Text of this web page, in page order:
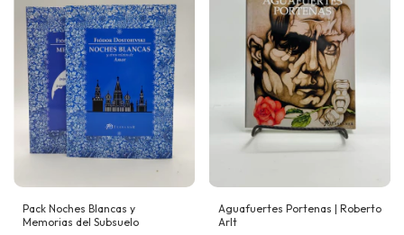
Pack Noches Blancas y
Memorias del Subsuelo
Aguafuertes Portenas | Roberto
Arlt